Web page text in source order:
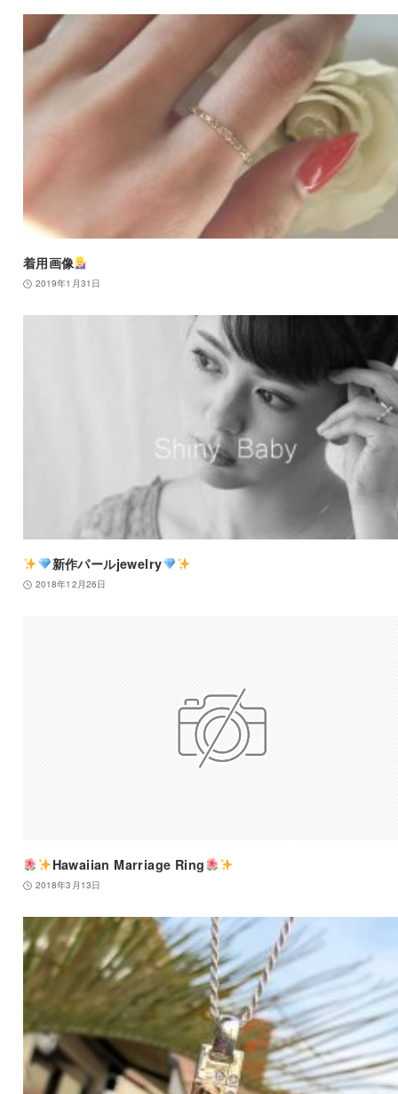
着用画像
2019年1月31日
新作パールjewelry
2018年12月26日
Hawaiian Marriage Ring
2018年3月13日